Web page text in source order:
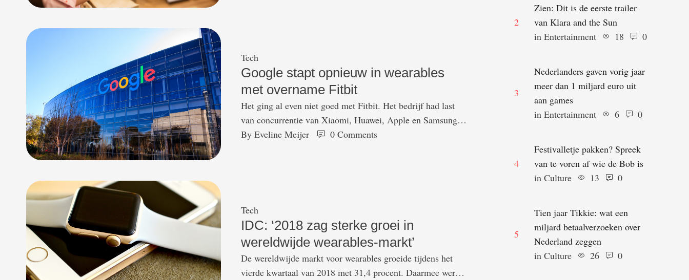
Tech
Google stapt opnieuw in wearables
met overname Fitbit
Het ging al even niet goed met Fitbit. Het bedrijf had last
van concurrentie van Xiaomi, Huawei, Apple en Samsung.
Er waren dan ook geruchten dat het bedrijf een verkoop
By Eveline Meijer 0 Comments
Tech
IDC: ‘2018 zag sterke groei in
wereldwijde wearables-markt’
De wereldwijde markt voor wearables groeide tijdens het
vierde kwartaal van 2018 met 31,4 procent. Daarmee werd
2
Zien: Dit is de eerste trailer
van Klara and the Sun
in Entertainment 18 0
3
Nederlanders gaven vorig jaar
meer dan 1 miljard euro uit
aan games
in Entertainment 6 0
4
Festivalletje pakken? Spreek
van te voren af wie de Bob is
in Culture 13 0
5
Tien jaar Tikkie: wat een
miljard betaalverzoeken over
Nederland zeggen
in Culture 26 0